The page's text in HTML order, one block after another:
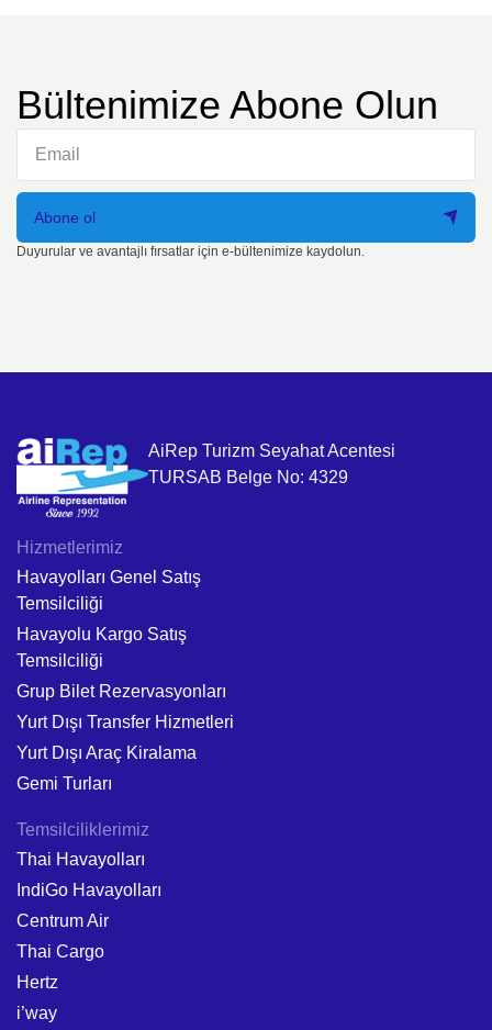
Bültenimize Abone Olun
Abone ol
Duyurular ve avantajlı fırsatlar için e-bültenimize kaydolun.
AiRep Turizm Seyahat Acentesi
TURSAB Belge No: 4329
Hizmetlerimiz
Havayolları Genel Satış
Temsilciliği
Havayolu Kargo Satış
Temsilciliği
Grup Bilet Rezervasyonları
Yurt Dışı Transfer Hizmetleri
Yurt Dışı Araç Kiralama
Gemi Turları
Temsilciliklerimiz
Thai Havayolları
IndiGo Havayolları
Centrum Air
Thai Cargo
Hertz
i’way